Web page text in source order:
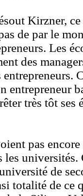
Kirzner,
de par le
Les
des
entrepreneur
très tôt ses
pas
les
de
totalité de ce